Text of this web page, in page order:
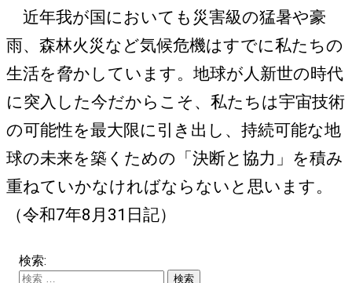
近年我が国においても災害級の猛暑や豪
雨、森林火災など気候危機はすでに私たちの
生活を脅かしています。地球が人新世の時代
に突入した今だからこそ、私たちは宇宙技術
の可能性を最大限に引き出し、持続可能な地
球の未来を築くための「決断と協力」を積み
重ねていかなければならないと思います。
（令和7年8月31日記）
検索: